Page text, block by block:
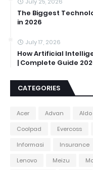
The Biggest
in 2026
July 17, 2026
How Artificial
| Complete Guide
CATEGORIES
Acer Advan Aldo
Coolpad
Evercoss
Informasi
Insurance
Lenovo
Meizu